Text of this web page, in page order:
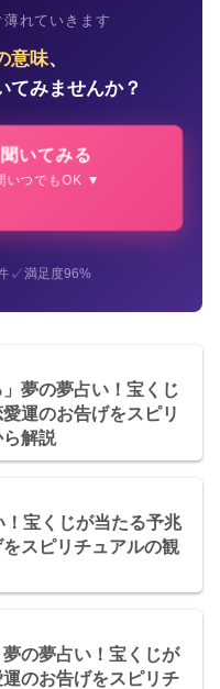
薄れていきます
意味、
てみませんか？
いてみる
いつでもOK ▼
✓満足度96%
」夢の夢占い！宝くじ
運のお告げをスピリ
解説
！宝くじが当たる予兆
スピリチュアルの観
夢の夢占い！宝くじが
のお告げをスピリチ